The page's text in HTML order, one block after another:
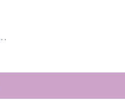
sesión